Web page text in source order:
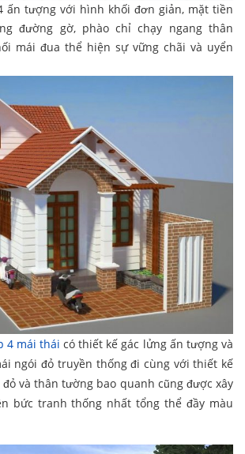
ấn tượng với hình khối đơn giản, mặt tiền
đường gờ, phào chỉ chạy ngang thân
mái đua thể hiện sự vững chãi và uyển
4 mái thái có thiết kế gác lửng ấn tượng và
ngói đỏ truyền thống đi cùng với thiết kế
và thân tường bao quanh cũng được xây
bức tranh thống nhất tổng thể đầy màu